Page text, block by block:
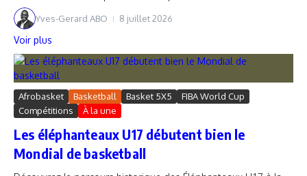
Yves-Gerard ABO 8 juillet 2026
Voir plus
Afrobasket Basketball Basket 5X5
FIBA World Cup
Compétitions
À la une
Les éléphanteaux U17 débutent bien le
Mondial de basketball